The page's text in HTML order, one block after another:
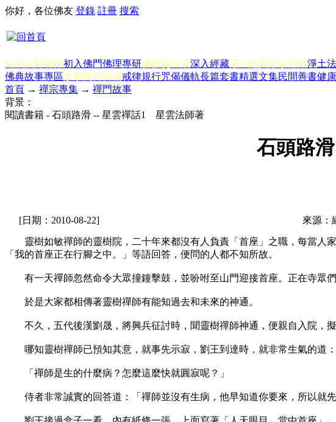
你好，各位佛友 登錄 註冊 搜索
知名法師著作初入佛門佛理專研佛教徒生活深入經藏淨土經典淨宗專集淨土
佛典故事專區故事寓言書籍戒律規行咒偈儀軌長篇套書精選文集民間善書健
首頁 → 禪宗專集 → 禪門故事
背景：
閱讀書籍 - 石頭路滑 -- 星雲禪話1 星雲法師著
石頭路
[日期：2010-08-22] 來源：
靈樹如敏禪師的靈樹院，二十年來都沒有人負責「首座」之職，每當人家
「我的首座正在行腳之中。」等語回答，便問的人都不知所故。
有一天禪師忽然命令大眾撞鐘擊鼓，並吩咐至山門迎接首座。正在寺眾們
於是大家都相傳著靈樹禪師有能知過去和未來的神通。
不久，五代後漢劉晟，將興兵征討時，聞靈樹禪師神通，便親自入院，擬
哪知靈樹禪師已預知其意，就事先示寂，劉王到達時，就非常生氣的道：
「禪師是生的什麼病？怎麼這麼快就圓寂呢？」
侍者非常誠實的回答道：「禪師並沒有生病，他早知道你要來，所以就先